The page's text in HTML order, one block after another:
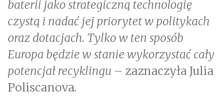
baterii jako strategiczną technologię
czystą i nadać jej priorytet w politykach
oraz dotacjach. Tylko w ten sposób
Europa będzie w stanie wykorzystać cały
potencjał recyklingu – zaznaczyła Julia
Poliscanova.